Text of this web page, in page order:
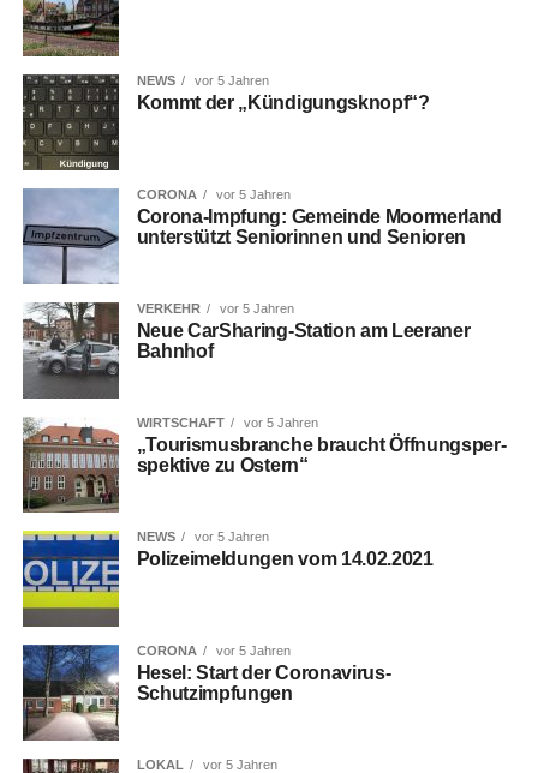
NEWS vor 5 Jahren
Kommt der „Kün­di­gungs­knopf“?
CORONA vor 5 Jahren
Coro­na-Imp­fung: Gemein­de Moorm­er­land
unter­stützt Senio­rin­nen und Senioren
VERKEHR vor 5 Jahren
Neue Car­Sha­ring-Sta­ti­on am Leera­ner
Bahnhof
WIRTSCHAFT vor 5 Jahren
„Tou­ris­mus­bran­che braucht Öff­nungs­per­
spek­ti­ve zu Ostern“
NEWS vor 5 Jahren
Poli­zei­mel­dun­gen vom 14.02.2021
CORONA vor 5 Jahren
Hesel: Start der Coronavirus-
Schutzimpfungen
LOKAL vor 5 Jahren